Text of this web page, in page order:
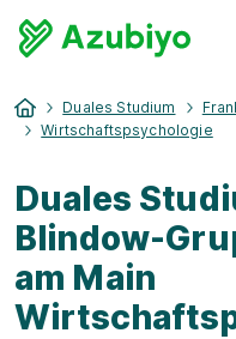
Duales Studium
Wirtschaftspsychologie
Duales
Blindow-
am Main